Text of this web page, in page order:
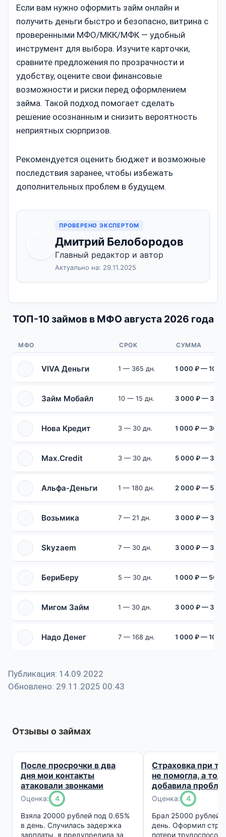
Если вам нужно оформить займ онлайн и
получить деньги быстро и безопасно, витрина с
проверенными МФО/МКК/МФК — удобный
инструмент для выбора. Изучите карточки,
сравните предложения по прозрачности и
удобству, оцените свои финансовые
возможности и риски перед оформлением
займа. Такой подход помогает сделать
решение осознанным и снизить вероятность
неприятных сюрпризов.
Рекомендуется оценить бюджет и возможные
последствия заранее, чтобы избежать
дополнительных проблем в будущем.
ПРОВЕРЕНО ЭКСПЕРТОМ
Дмитрий Белобородов
Главный редактор и автор
Актуально на: 29.11.2025
ТОП-10 займов в МФО августа 2026 года
МФО СРОК СУММА
VIVA Деньги 1 — 365 дн. 1 000 ₽ — 100
Займ Мобайл 10 — 15 дн. 3 000 ₽ — 30
Нова Кредит 3 — 30 дн. 1 000 ₽ — 30
Max.Credit 3 — 30 дн. 5 000 ₽ — 30
Альфа-Деньги 1 — 180 дн. 2 000 ₽ — 50
Возьмика 7 — 21 дн. 3 000 ₽ — 30
Skyzaem 7 — 30 дн. 3 000 ₽ — 30
БериБеру 5 — 30 дн. 1 000 ₽ — 50
Мигом Займ 1 — 30 дн. 3 000 ₽ — 30
Надо Денег 7 — 168 дн. 1 000 ₽ — 100
Публикация: 14.09.2022
Обновлено: 29.11.2025 00:43
Отзывы о займах
После просрочки в два
дня мои контакты
атаковали звонками
Оценка:
4
Взяла 20000 рублей под 0.65%
в день. Случилась задержка
зарплаты, я предупредила за
Страховка при
не помогла, а
добавила
Оценка:
4
Брал 25000 рублей
день. Оформил
потери